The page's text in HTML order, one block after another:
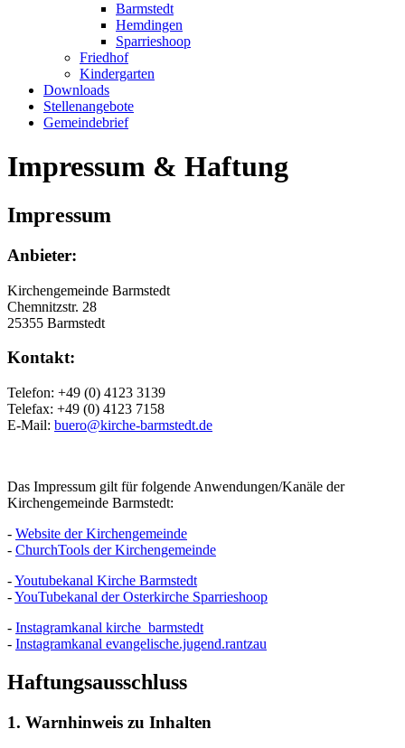
Barmstedt
Hemdingen
Sparrieshoop
Friedhof
Kindergarten
Downloads
Stellenangebote
Gemeindebrief
Impressum & Haftung
Impressum
Anbieter:
Kirchengemeinde Barmstedt
Chemnitzstr. 28
25355 Barmstedt
Kontakt:
Telefon: +49 (0) 4123 3139
Telefax: +49 (0) 4123 7158
E-Mail: buero@kirche-barmstedt.de
Das Impressum gilt für folgende Anwendungen/Kanäle der
Kirchengemeinde Barmstedt:
- Website der Kirchengemeinde
- ChurchTools der Kirchengemeinde
-Youtubekanal Kirche Barmstedt
-YouTubekanal der Osterkirche Sparrieshoop
- Instagramkanal kirche_barmstedt
- Instagramkanal evangelische.jugend.rantzau
Haftungsausschluss
1. Warnhinweis zu Inhalten